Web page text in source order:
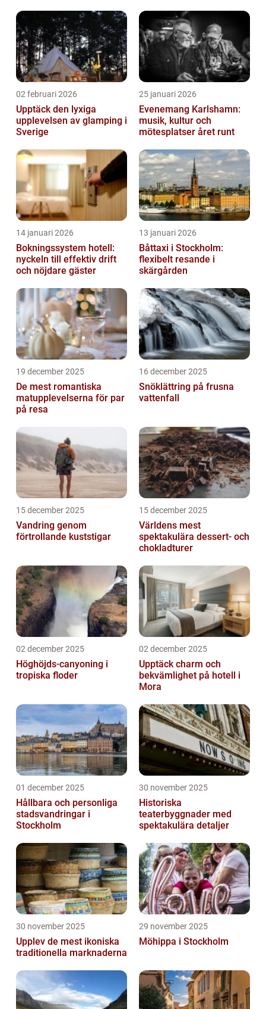
02 februari 2026
Upptäck den lyxiga
upplevelsen av glamping i
Sverige
25 januari 2026
Evenemang Karlshamn:
musik, kultur och
mötesplatser året runt
14 januari 2026
Bokningssystem hotell:
nyckeln till effektiv drift
och nöjdare gäster
13 januari 2026
Båttaxi i Stockholm:
flexibelt resande i
skärgården
19 december 2025
De mest romantiska
matupplevelserna för par
på resa
16 december 2025
Snöklättring på frusna
vattenfall
15 december 2025
Vandring genom
förtrollande kuststigar
15 december 2025
Världens mest
spektakulära dessert- och
chokladturer
02 december 2025
Höghöjds-canyoning i
tropiska floder
02 december 2025
Upptäck charm och
bekvämlighet på hotell i
Mora
01 december 2025
Hållbara och personliga
stadsvandringar i
Stockholm
30 november 2025
Historiska
teaterbyggnader med
spektakulära detaljer
30 november 2025
Upplev de mest ikoniska
traditionella marknaderna
29 november 2025
Möhippa i Stockholm